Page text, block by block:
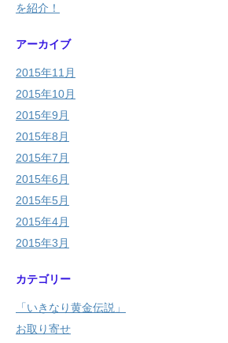
を紹介！
アーカイブ
2015年11月
2015年10月
2015年9月
2015年8月
2015年7月
2015年6月
2015年5月
2015年4月
2015年3月
カテゴリー
「いきなり黄金伝説」
お取り寄せ